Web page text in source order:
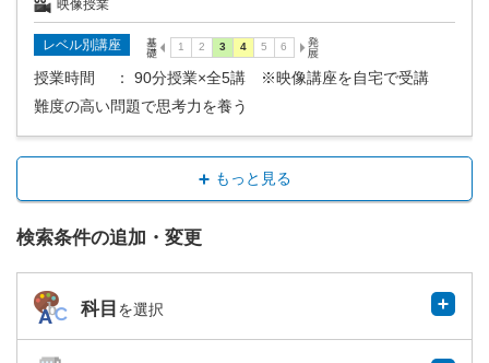
映像授業
レベル別講座
授業時間
： 90分授業×全5講 ※映像講座を自宅で受講
難度の高い問題で思考力を養う
もっと見る
検索条件の追加・変更
科目 を選択